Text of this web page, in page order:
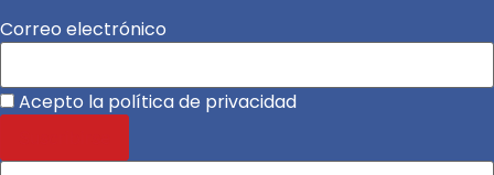
Correo electrónico
Acepto la política de privacidad